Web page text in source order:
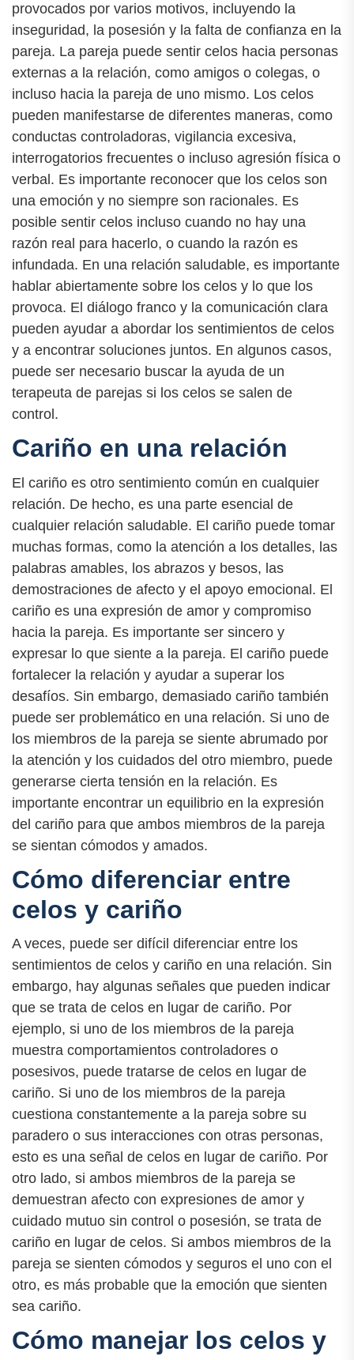
provocados por varios motivos, incluyendo la
inseguridad, la posesión y la falta de confianza en la
pareja. La pareja puede sentir celos hacia personas
externas a la relación, como amigos o colegas, o
incluso hacia la pareja de uno mismo. Los celos
pueden manifestarse de diferentes maneras, como
conductas controladoras, vigilancia excesiva,
interrogatorios frecuentes o incluso agresión física o
verbal. Es importante reconocer que los celos son
una emoción y no siempre son racionales. Es
posible sentir celos incluso cuando no hay una
razón real para hacerlo, o cuando la razón es
infundada. En una relación saludable, es importante
hablar abiertamente sobre los celos y lo que los
provoca. El diálogo franco y la comunicación clara
pueden ayudar a abordar los sentimientos de celos
y a encontrar soluciones juntos. En algunos casos,
puede ser necesario buscar la ayuda de un
terapeuta de parejas si los celos se salen de
control.
Cariño en una relación
El cariño es otro sentimiento común en cualquier
relación. De hecho, es una parte esencial de
cualquier relación saludable. El cariño puede tomar
muchas formas, como la atención a los detalles, las
palabras amables, los abrazos y besos, las
demostraciones de afecto y el apoyo emocional. El
cariño es una expresión de amor y compromiso
hacia la pareja. Es importante ser sincero y
expresar lo que siente a la pareja. El cariño puede
fortalecer la relación y ayudar a superar los
desafíos. Sin embargo, demasiado cariño también
puede ser problemático en una relación. Si uno de
los miembros de la pareja se siente abrumado por
la atención y los cuidados del otro miembro, puede
generarse cierta tensión en la relación. Es
importante encontrar un equilibrio en la expresión
del cariño para que ambos miembros de la pareja
se sientan cómodos y amados.
Cómo diferenciar entre
celos y cariño
A veces, puede ser difícil diferenciar entre los
sentimientos de celos y cariño en una relación. Sin
embargo, hay algunas señales que pueden indicar
que se trata de celos en lugar de cariño. Por
ejemplo, si uno de los miembros de la pareja
muestra comportamientos controladores o
posesivos, puede tratarse de celos en lugar de
cariño. Si uno de los miembros de la pareja
cuestiona constantemente a la pareja sobre su
paradero o sus interacciones con otras personas,
esto es una señal de celos en lugar de cariño. Por
otro lado, si ambos miembros de la pareja se
demuestran afecto con expresiones de amor y
cuidado mutuo sin control o posesión, se trata de
cariño en lugar de celos. Si ambos miembros de la
pareja se sienten cómodos y seguros el uno con el
otro, es más probable que la emoción que sienten
sea cariño.
Cómo manejar los celos y